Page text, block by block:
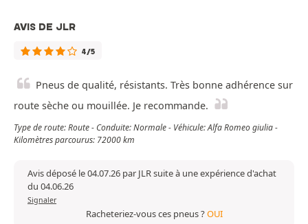
AVIS DE JLR
4/5
Pneus de qualité, résistants. Très bonne adhérence sur
route sèche ou mouillée. Je recommande.
Type de route: Route - Conduite: Normale - Véhicule: Alfa Romeo giulia -
Kilomètres parcourus: 72000 km
Avis déposé le 04.07.26 par JLR suite à une expérience d'achat
du 04.06.26
Signaler
Racheteriez-vous ces pneus ?OUI